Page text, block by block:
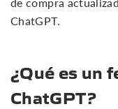
ChatGPT.
¿Qué es un
ChatGPT?